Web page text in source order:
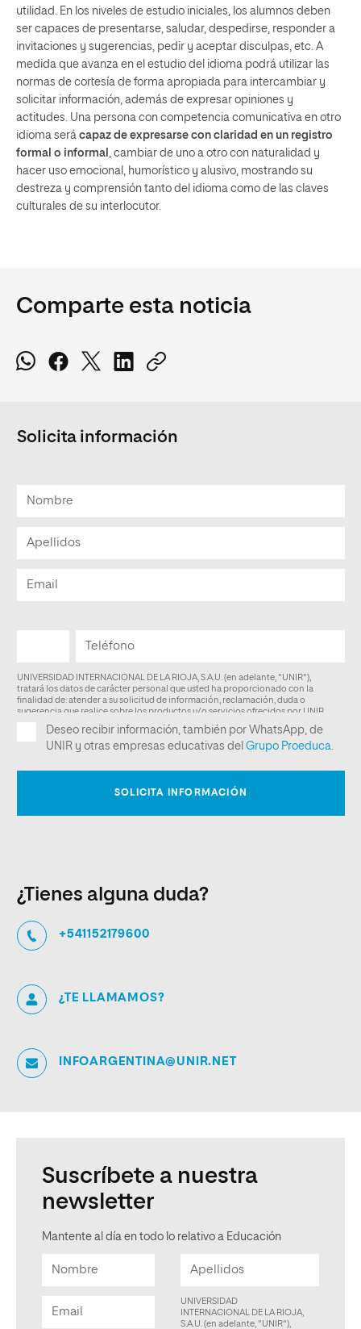
utilidad. En los niveles de estudio iniciales, los alumnos deben
ser capaces de presentarse, saludar, despedirse, responder a
invitaciones y sugerencias, pedir y aceptar disculpas, etc. A
medida que avanza en el estudio del idioma podrá utilizar las
normas de cortesía de forma apropiada para intercambiar y
solicitar información, además de expresar opiniones y
actitudes. Una persona con competencia comunicativa en otro
idioma será capaz de expresarse con claridad en un registro
formal o informal , cambiar de uno a otro con naturalidad y
hacer uso emocional, humorístico y alusivo, mostrando su
destreza y comprensión tanto del idioma como de las claves
culturales de su interlocutor.
Comparte esta noticia
Solicita información
¿Tienes alguna duda?
+541152179600
¿TE LLAMAMOS?
INFOARGENTINA@UNIR.NET
Suscríbete a nuestra
newsletter
Mantente al día en todo lo relativo a Educación